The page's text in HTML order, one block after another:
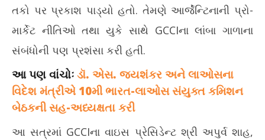
તકો પર પ્રકાશ પાડ્યો હતો. તેમણે આર્જેન્ટિનાની પ્રો-
માર્કેટ નીતિઓ તથા યુકે સાથે GCCIના લાંબા ગાળાના
સંબંધોની પણ પ્રશંસા કરી હતી.
આ પણ વાંચોઃડૉ. એસ. જયશંકર અને લાઓસના
વિદેશ મંત્રીએ 10મી ભારત-લાઓસ સંયુક્ત કમિશન
બેઠકની સહ-અધ્યક્ષતા કરી
આ સત્રમાં GCCIના વાઇસ પ્રેસિડેન્ટ શ્રી અપુર્વ શાહ,